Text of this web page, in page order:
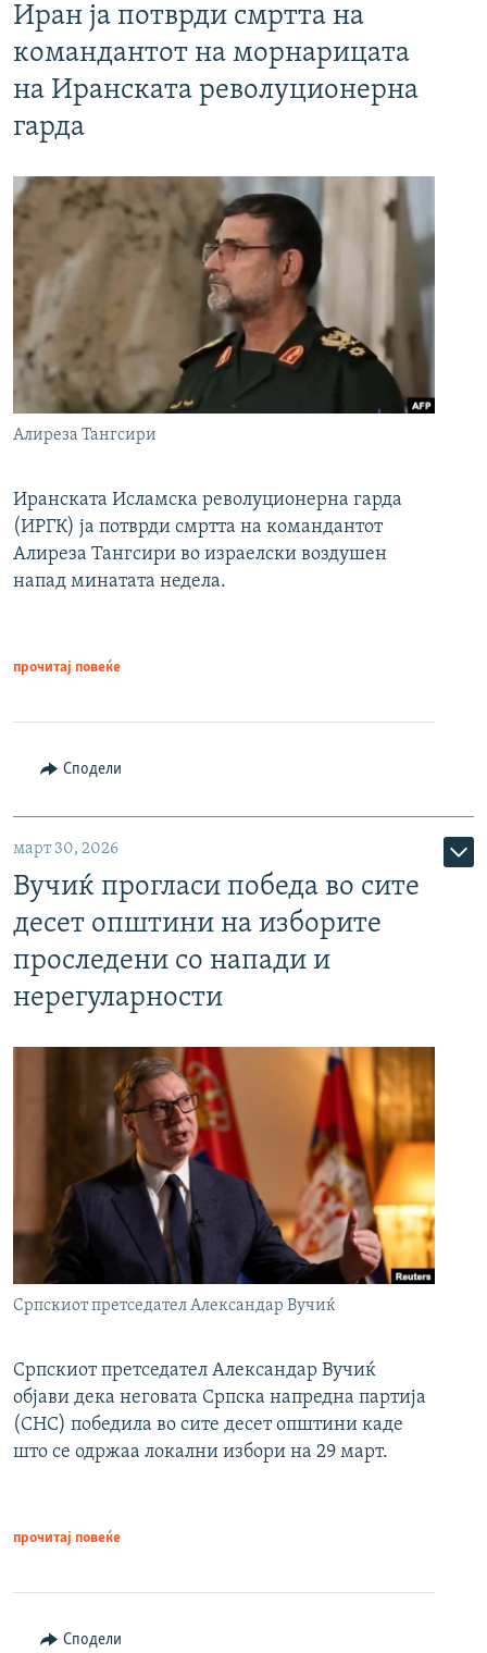
Иран ја потврди смртта на
командантот на морнарицата
на Иранската револуционерна
гарда
Алиреза Тангсири
Иранската Исламска револуционерна гарда
(ИРГК) ја потврди смртта на командантот
Алиреза Тангсири во израелски воздушен
напад минатата недела.
прочитај повеќе
Сподели
март 30, 2026
Вучиќ прогласи победа во сите
десет општини на изборите
проследени со напади и
нерегуларности
Српскиот претседател Александар Вучиќ
Српскиот претседател Александар Вучиќ
објави дека неговата Српска напредна партија
(СНС) победила во сите десет општини каде
што се одржаа локални избори на 29 март.
прочитај повеќе
Сподели